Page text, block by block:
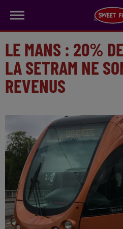
LE MANS : 20%
LA SETRAM NE
REVENUS